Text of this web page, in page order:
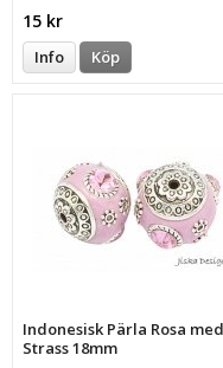
15 kr
Info Köp
Indonesisk Pärla Rosa med
Strass 18mm